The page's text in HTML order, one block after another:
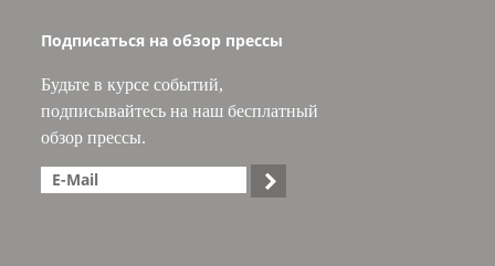
Подписаться на обзор прессы
Будьте в курсе событий,
подписывайтесь на наш бесплатный
обзор прессы.
